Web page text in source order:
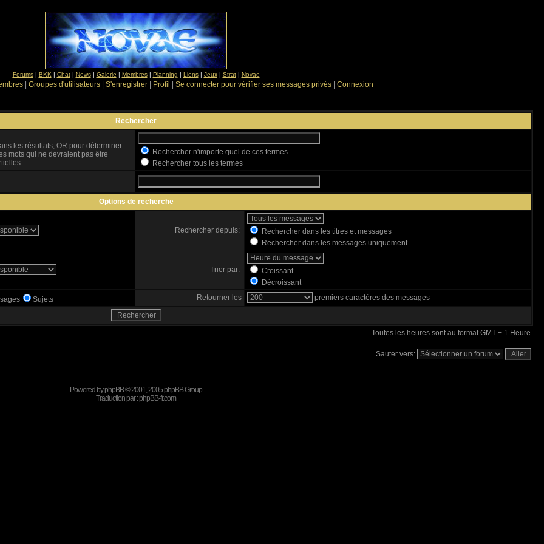
Forums| BKK | Chat| News| Galerie | Membres| Planning | Liens| Jeux| Strat| Novae
Groupes d'utilisateurs S'enregistrer Profil Se connecter pour vérifier ses messages privés Connexion
Rechercher
les résultats, OR pour déterminer
mots qui ne devraient pas être
Rechercher n'importe quel de ces termes
Rechercher tous les termes
Options de recherche
Rechercher depuis:
Rechercher dans les titres et messages
Rechercher dans les messages uniquement
Trier par:
Croissant
Décroissant
Sujets Retourner les premiers caractères des messages
Toutes les heures sont au format GMT + 1 Heure
Sauter vers:
Powered byphpBB© 2001, 2005 phpBB Group
Traduction par :phpBB-fr.com